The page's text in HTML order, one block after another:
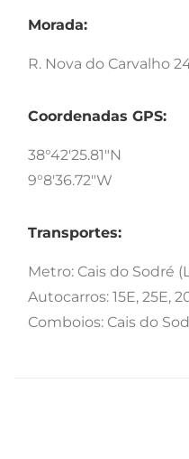
Morada:
R. Nova do Carvalho
Coordenadas GPS:
38°42'25.81"N
9°8'36.72"W
Transportes:
Metro: Cais do Sodré
Autocarros: 15E, 25E,
Comboios: Cais do